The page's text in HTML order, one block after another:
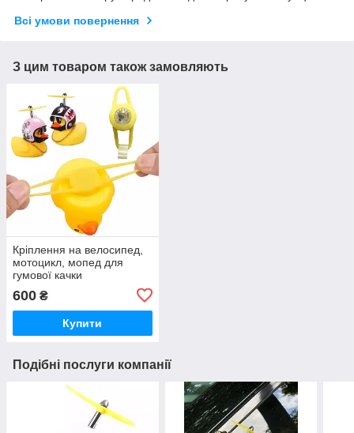
Всі умови повернення
З цим товаром також замовляють
Кріплення на велосипед,
мотоцикл, мопед для
гумової качки
600 ₴
Купити
Подібні послуги компанії